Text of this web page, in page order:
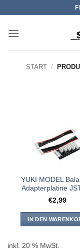
springen
START /
YUKI MODEL
Adapterplatine
€2,99
IN DEN
inkl. 20 % MwSt.